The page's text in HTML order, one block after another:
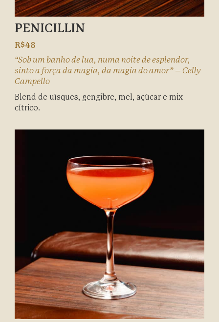
PENICILLIN
R$48
“Sob um banho de lua, numa noite de esplendor,
sinto a força da magia, da magia do amor” – Celly
Campello
Blend de uísques, gengibre, mel, açúcar e mix
cítrico.